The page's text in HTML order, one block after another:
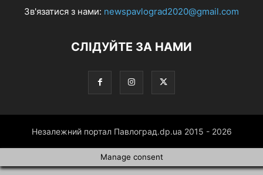
Зв'язатися з нами: newspavlograd2020@gmail.com
СЛІДУЙТЕ ЗА НАМИ
Незалежний портал Павлоград.dp.ua 2015 - 2026
Manage consent